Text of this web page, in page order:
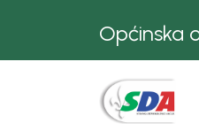
Općinska